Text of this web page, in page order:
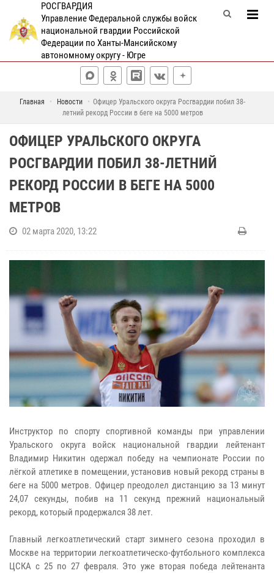
РОСГВАРДИЯ
Управление Федеральной службы войск
национальной гвардии Российской
Федерации по Ханты-Мансийскому
автономному округу - Югре
Главная Новости
Офицер Уральского округа Росгвардии побил 38-
летний рекорд России в беге на 5000 метров
ОФИЦЕР УРАЛЬСКОГО ОКРУГА
РОСГВАРДИИ ПОБИЛ 38-ЛЕТНИЙ
РЕКОРД РОССИИ В БЕГЕ НА 5000
МЕТРОВ
02 марта 2020, 13:22
Инструктор по спорту спортивной команды при управлении
Уральского округа войск национальной гвардии лейтенант
Владимир Никитин одержал победу на чемпионате России по
лёгкой атлетике в помещении, установив новый рекорд страны в
беге на 5000 метров. Офицер преодолел дистанцию за 13 минут
24,07 секунды, побив на 11 секунд прежний национальный
рекорд, который продержался 38 лет.
Главный легкоатлетический старт зимнего сезона проходил в
Москве на территории легкоатлетическо-футбольного комплекса
ЦСКА с 25 по 27 февраля. Это уже вторая победа лейтенанта